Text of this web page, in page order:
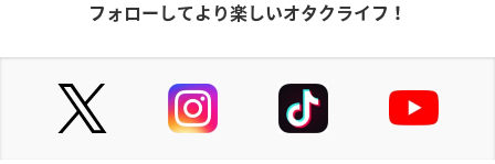
フォローしてより楽しいオタクライフ！